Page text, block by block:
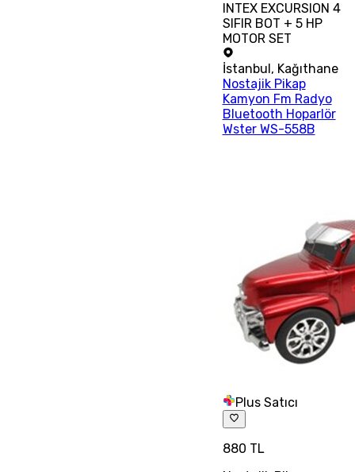
INTEX EXCURSION 4
SIFIR BOT + 5 HP
MOTOR SET
İstanbul , Kağıthane
Nostajik Pikap
Kamyon Fm Radyo
Bluetooth Hoparlör
Wster WS-558B
Plus Satıcı
880 TL